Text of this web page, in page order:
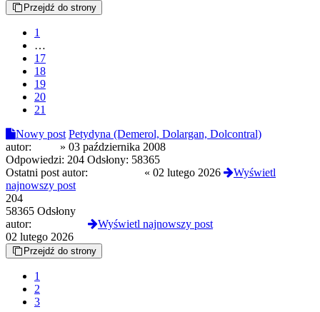
Przejdź do strony
1
…
17
18
19
20
21
Nowy post Petydyna (Demerol, Dolargan, Dolcontral)
autor:
» 03 października 2008
Odpowiedzi: 204 Odsłony: 58365
Ostatni post autor:
« 02 lutego 2026
Wyświetl
najnowszy post
204
58365 Odsłony
autor:
Wyświetl najnowszy post
02 lutego 2026
Przejdź do strony
1
2
3